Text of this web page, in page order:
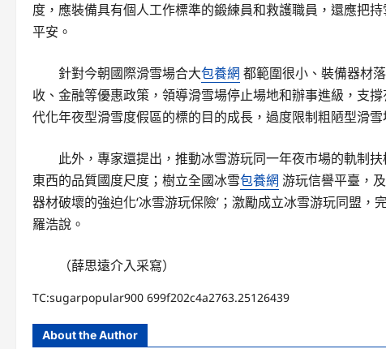
度，應裝備具有個人工作標準的鍛練員和救護職員，還應把
平安。
針對今朝國際滑雪場合大包養網 都範圍很小、裝備器材
收、金融等優惠政策，領導滑雪場停止場地和辦事進級，支
代化年夜型滑雪度假區的標的目的成長，過度限制粗陋型滑雪
此外，專家還提出，推動冰雪游玩同一年夜市場的軌制
東西的品質國度尺度；樹立全國冰雪包養網 游玩信譽平臺，
器材破壞的強迫化‘冰雪游玩保險’；激勵成立冰雪游玩同盟
羅浩說。
（薛思遠介入采寫）
TC:sugarpopular900 699f202c4a2763.25126439
About the Author